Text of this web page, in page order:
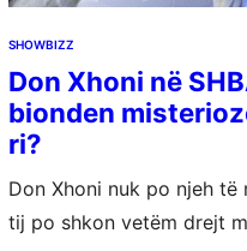
SHOWBIZZ
Don Xhoni në
bionden
ri?
Don Xhoni nuk po njeh
tij po shkon vetëm drejt